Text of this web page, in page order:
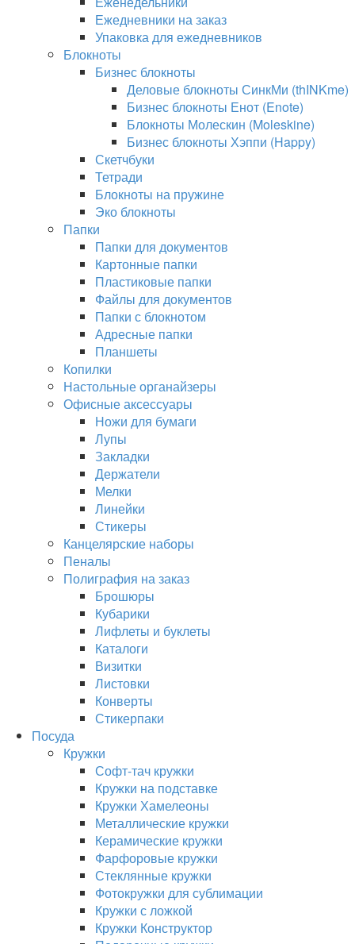
Ежедневники на заказ
Упаковка для ежедневников
Блокноты
Бизнес блокноты
Деловые блокноты СинкМи (thINKme)
Бизнес блокноты Енот (Enote)
Блокноты Молескин (Moleskine)
Бизнес блокноты Хэппи (Happy)
Скетчбуки
Тетради
Блокноты на пружине
Эко блокноты
Папки
Папки для документов
Картонные папки
Пластиковые папки
Файлы для документов
Папки с блокнотом
Адресные папки
Планшеты
Копилки
Настольные органайзеры
Офисные аксессуары
Ножи для бумаги
Лупы
Закладки
Держатели
Мелки
Линейки
Стикеры
Канцелярские наборы
Пеналы
Полиграфия на заказ
Брошюры
Кубарики
Лифлеты и буклеты
Каталоги
Визитки
Листовки
Конверты
Стикерпаки
Посуда
Кружки
Софт-тач кружки
Кружки на подставке
Кружки Хамелеоны
Металлические кружки
Керамические кружки
Фарфоровые кружки
Стеклянные кружки
Фотокружки для сублимации
Кружки с ложкой
Кружки Конструктор